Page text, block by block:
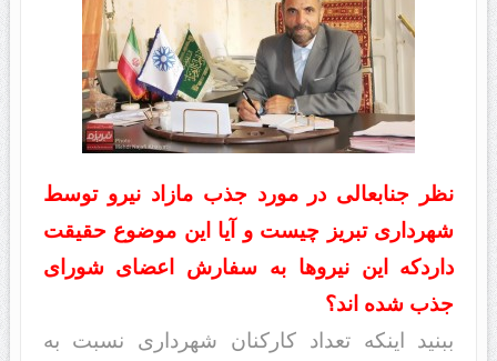
نظر جنابعالی در مورد جذب مازاد نیرو توسط
شهرداری تبریز چیست و آیا این موضوع حقیقت
داردکه این نیروها به سفارش اعضای شورای
جذب شده اند؟
ببنید اینکه تعداد کارکنان شهرداری نسبت به